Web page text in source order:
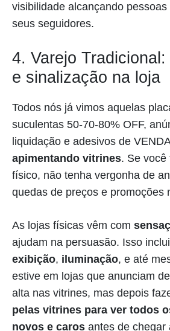
visibilidade alcançando
seus seguidores.
4. Varejo
e sinalização na loja
Todos nós já vimos aquelas
suculentas 50-70-80% OFF,
liquidação e adesivos de
apimentando vitrines. Se você
físico, não tenha vergonha de
quedas de preços e promoções
As lojas físicas vêm com
ajudam na persuasão. Isso inclui
exibição, iluminação, e até
estive em lojas que anunciam
alta nas vitrines, mas depois
pelas vitrines para ver todos
novos e caros antes de chegar